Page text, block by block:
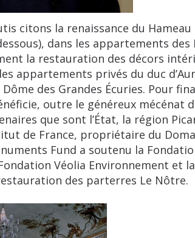
la renaissance du Hameau
dans les appartements des
la restauration des décors
appartements privés du duc
des Grandes Écuries. Pour
outre le généreux mécénat
que sont l’État, la région
de France, propriétaire du
Fund a soutenu la
Véolia Environnement et
des parterres Le Nôtre.